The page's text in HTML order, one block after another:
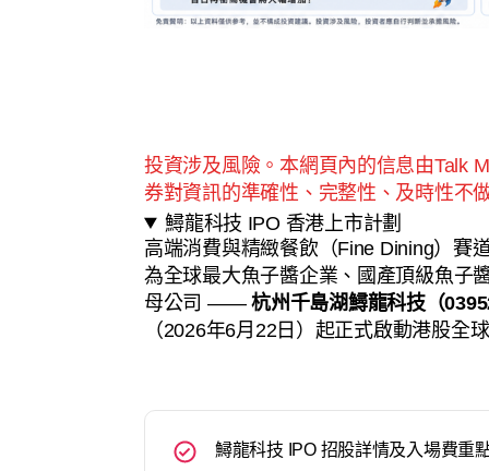
投資涉及風險。本網頁內的信息由Talk
券對資訊的準確性、完整性、及時性不
鱘龍科技 IPO 香港上市計劃
高端消費與精緻餐飲（Fine Dining）賽
為全球最大魚子醬企業、國產頂級魚子
母公司 ——杭州千島湖鱘龍科技（
（2026年6月22日）起正式啟動港股全
鱘龍科技 IPO 招股詳情及入場費重